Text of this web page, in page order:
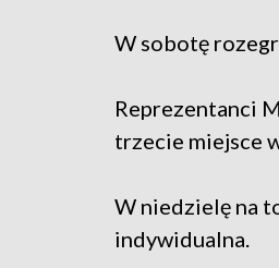
W sobotę
Reprezentanci
trzecie miejsce
W niedzielę na
indywidualna.